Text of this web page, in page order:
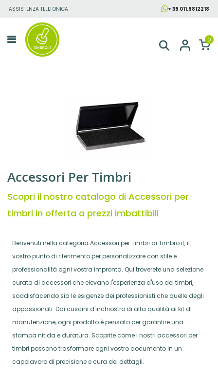
ASSISTENZA TELEFONICA + 39 011.9812218
contenuto
0
Accessori Per Timbri
Scopri il nostro catalogo di Accessori per
timbri in offerta a prezzi imbattibili
Benvenuti nella categoria Accessori per Timbri di Timbro.it, il
vostro punto di riferimento per personalizzare con stile e
professionalità ogni vostra impronta. Qui troverete una selezione
curata di accessori che elevano l'esperienza d'uso dei timbri,
soddisfacendo sia le esigenze dei professionisti che quelle degli
appassionati. Dai cuscini d'inchiostro di alta qualità ai kit di
manutenzione, ogni prodotto è pensato per garantire una
stampa nitida e duratura. Scoprite come i nostri accessori per
timbri possono trasformare ogni vostro documento in un
capolavoro di precisione e cura dei dettagli.